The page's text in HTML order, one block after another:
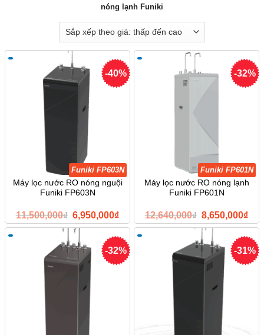
nóng lạnh Funiki
-40%
Funiki FP603N
Máy lọc nước RO nóng nguội
Funiki FP603N
11,500,000₫ Giá
gốc
là:
11,500,000₫.
6,950,000₫Giá
hiện
là:
6,950,000₫.
-32%
Funiki FP601N
Máy lọc nước RO nóng lạnh
Funiki FP601N
12,640,000₫ Giá
gốc
là:
12,640,000₫.
8,650,000₫Giá
hiện
là:
-32% -31%